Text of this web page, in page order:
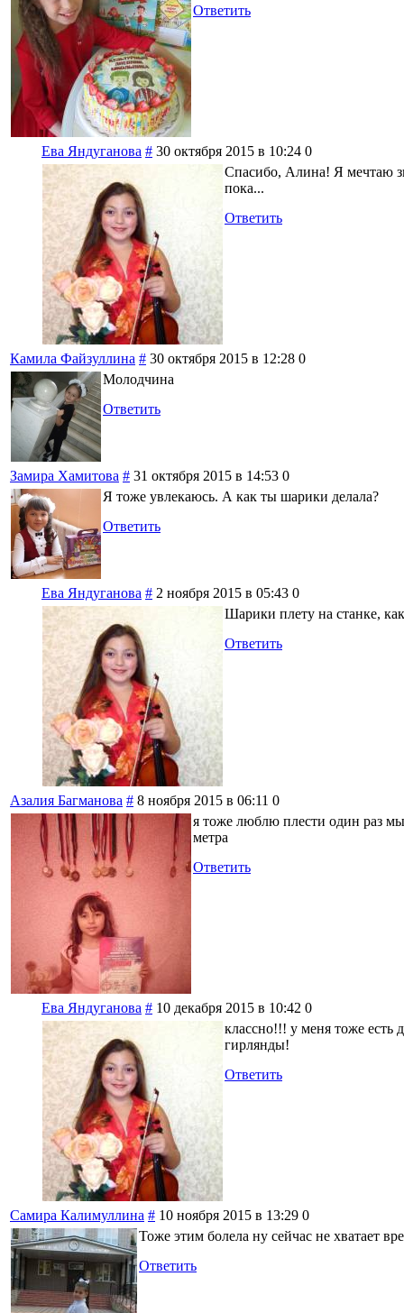
Ответить
Ева Яндуганова # 30 октября 2015 в 10:24 0
Спасибо, Алина! Я мечтаю
пока...
Ответить
Камила Файзуллина # 30 октября 2015 в 12:28 0
Молодчина
Ответить
Замира Хамитова # 31 октября 2015 в 14:53 0
Я тоже увлекаюсь. А как ты шарики делала?
Ответить
Ева Яндуганова # 2 ноября 2015 в 05:43 0
Шарики плету на станке,
Ответить
Азалия Багманова # 8 ноября 2015 в 06:11 0
я тоже люблю плести один раз мы
метра
Ответить
Ева Яндуганова # 10 декабря 2015 в 10:42 0
классно!!! у меня тоже есть
гирлянды!
Ответить
Самира Калимуллина # 10 ноября 2015 в 13:29 0
Тоже этим болела ну сейчас не хватает
Ответить